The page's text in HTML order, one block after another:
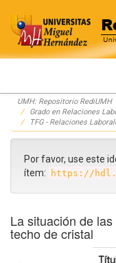
Skip
navigation
UMH: Repositorio RediUMH
Grado en Relaciones
TFG - Relaciones
Por favor, use este
ítem:
https://
La situación de
techo de cristal